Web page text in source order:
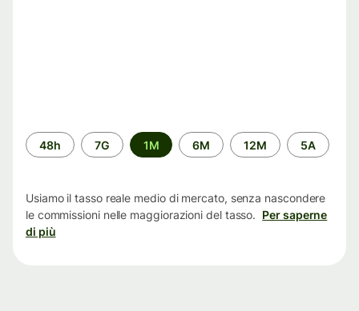
Periodo
di
48h 7G 1M 6M 12M 5A
Usiamo il tasso reale medio di mercato, senza nascondere
le commissioni nelle maggiorazioni del tasso. Per saperne
di più